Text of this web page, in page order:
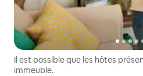
Il est possible que les hôtes
immeuble.